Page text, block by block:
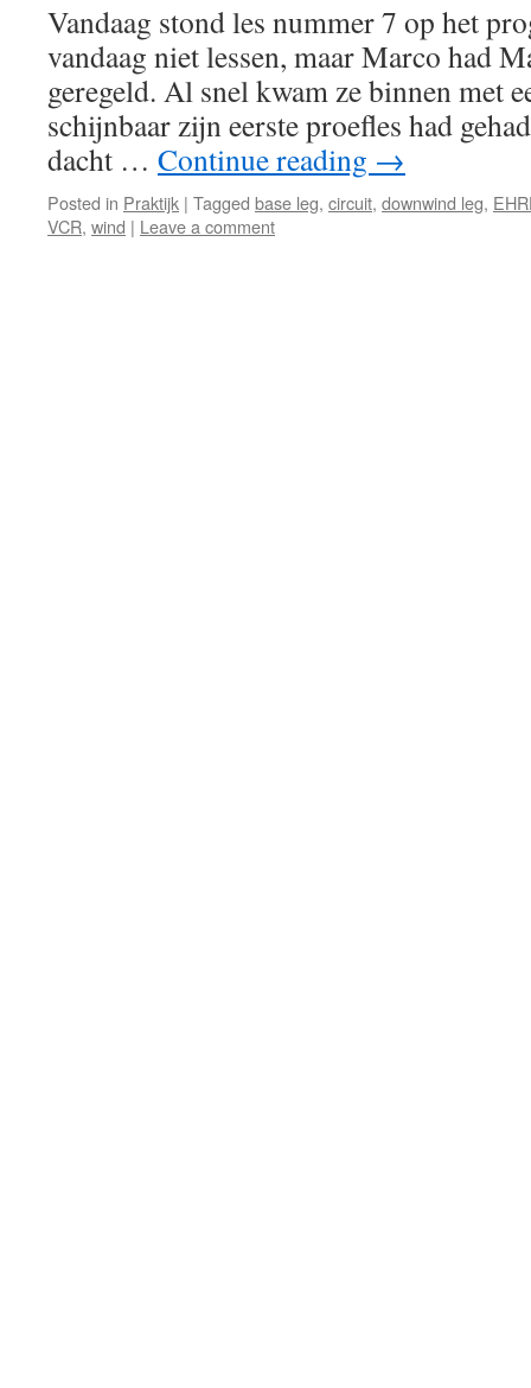
Vandaag stond les nummer 7 op het
vandaag niet lessen, maar Marco had
geregeld. Al snel kwam ze binnen met
schijnbaar zijn eerste proefles had
dacht … Continue reading →
Posted in Praktijk | Tagged base leg, circuit, downwind leg,
VCR, wind | Leave a comment